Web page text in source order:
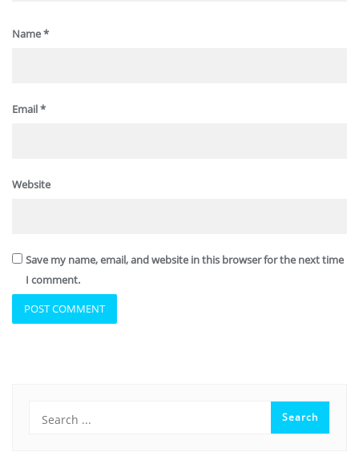
Name*
Email*
Website
Save my name, email, and website in this browser for the next time
I comment.